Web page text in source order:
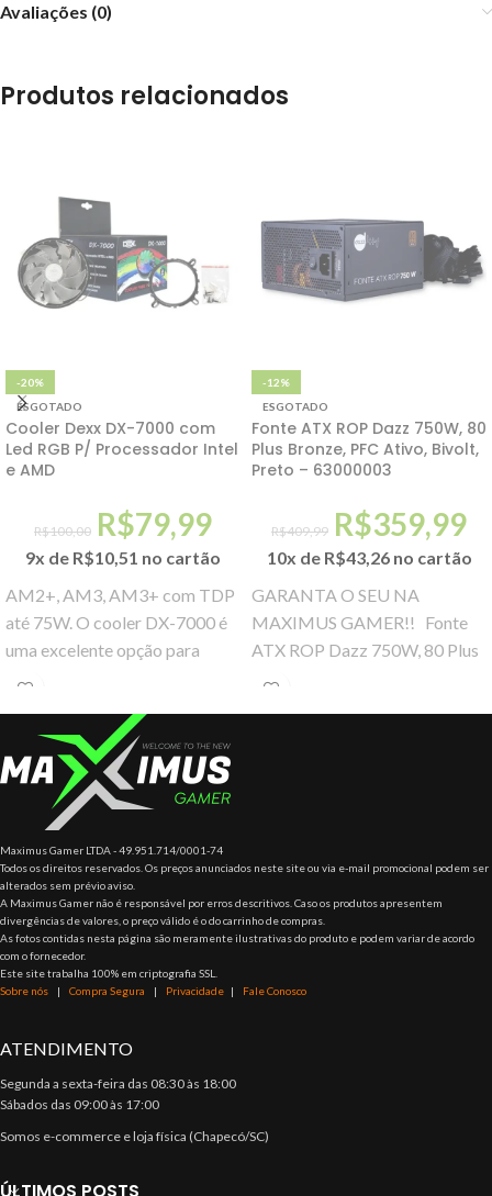
Avaliações (0)
Produtos relacionados
-20%
ESGOTADO
Cooler Dexx DX-7000 com
Led RGB P/ Processador Intel
e AMD
R$100,00 R$79,99
9x de R$10,51 no cartão
AM2+, AM3, AM3+ com TDP
até 75W. O cooler DX-7000 é
uma excelente opção para
quem quer unir alta
-12%
ESGOTADO
Fonte ATX ROP Dazz 750W, 80
Plus Bronze, PFC Ativo, Bivolt,
Preto – 63000003
R$409,99 R$359,99
10x de R$43,26 no cartão
GARANTA O SEU NA
MAXIMUS GAMER!! Fonte
ATX ROP Dazz 750W, 80 Plus
Bronze, PFC Ativo, Bivolt,
Maximus Gamer LTDA - 49.951.714/0001-74
Todos os direitos reservados. Os preços anunciados neste site ou via e-mail promocional podem ser
alterados sem prévio aviso.
A Maximus Gamer não é responsável por erros descritivos. Caso os produtos apresentem
divergências de valores, o preço válido é o do carrinho de compras.
As fotos contidas nesta página são meramente ilustrativas do produto e podem variar de acordo
com o fornecedor.
Este site trabalha 100% em criptografia SSL.
Sobre nós | Compra Segura | Privacidade | Fale Conosco
ATENDIMENTO
Segunda a sexta-feira das 08:30 às 18:00
Sábados das 09:00 às 17:00
Somos e-commerce e loja física (Chapecó/SC)
ÚLTIMOS POSTS